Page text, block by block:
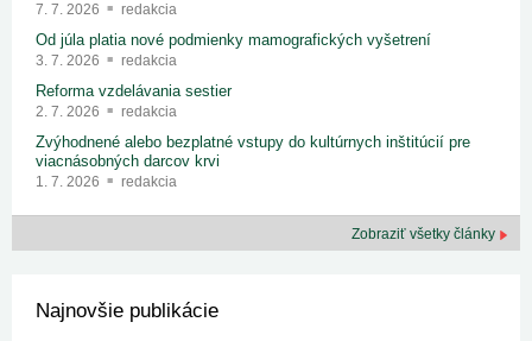
7. 7. 2026 redakcia
Od júla platia nové podmienky mamografických vyšetrení
3. 7. 2026 redakcia
Reforma vzdelávania sestier
2. 7. 2026 redakcia
Zvýhodnené alebo bezplatné vstupy do kultúrnych inštitúcií pre
viacnásobných darcov krvi
1. 7. 2026 redakcia
Zobraziť všetky články
Najnovšie publikácie